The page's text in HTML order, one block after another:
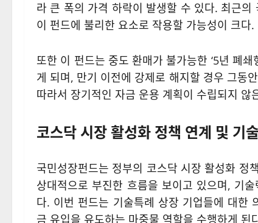
라 큰 폭의 가격 하락이 발생할 수 있다. 최근
이 펀드에 불리한 요소로 작용할 가능성이 크다.
또한 이 펀드는 중도 환매가 불가능한 ‘5년 폐
게 되며, 만기 이전에 강제로 해지할 경우 그동
따라서 장기적인 자금 운용 계획이 수립되지
코스닥 시장 활성화 정책 연계 및 기
국민성장펀드는 정부의 코스닥 시장 활성화 정
상대적으로 부진한 흐름을 보이고 있으며, 기
다. 이번 펀드는 기술특례 상장 기업들에 대한
금 유입을 유도하는 마중물 역할을 수행하게 된